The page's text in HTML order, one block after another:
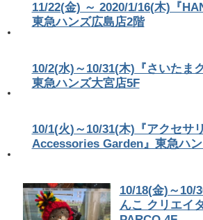
11/22(金) ～ 2020/1/16(木)『
東急ハンズ広島店2階
10/2(水)～10/31(木)『さいたま
東急ハンズ大宮店5F
10/1(火)～10/31(木)『アクセサ
Accessories Garden』東急ハ
10/18(金)～10/
んこ クリエイ